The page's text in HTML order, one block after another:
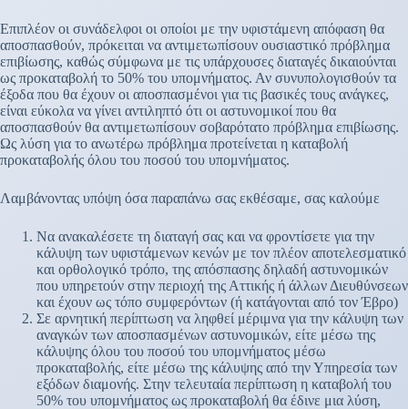
Επιπλέον οι συνάδελφοι οι οποίοι με την υφιστάμενη απόφαση θα
αποσπασθούν, πρόκειται να αντιμετωπίσουν ουσιαστικό πρόβλημα
επιβίωσης, καθώς σύμφωνα με τις υπάρχουσες διαταγές δικαιούνται
ως προκαταβολή το 50% του υπομνήματος. Αν συνυπολογισθούν τα
έξοδα που θα έχουν οι αποσπασμένοι για τις βασικές τους ανάγκες,
είναι εύκολα να γίνει αντιληπτό ότι οι αστυνομικοί που θα
αποσπασθούν θα αντιμετωπίσουν σοβαρότατο πρόβλημα επιβίωσης.
Ως λύση για το ανωτέρω πρόβλημα προτείνεται η καταβολή
προκαταβολής όλου του ποσού του υπομνήματος.
Λαμβάνοντας υπόψη όσα παραπάνω σας εκθέσαμε, σας καλούμε
Να ανακαλέσετε τη διαταγή σας και να φροντίσετε για την
κάλυψη των υφιστάμενων κενών με τον πλέον αποτελεσματικό
και ορθολογικό τρόπο, της απόσπασης δηλαδή αστυνομικών
που υπηρετούν στην περιοχή της Αττικής ή άλλων Διευθύνσεων
και έχουν ως τόπο συμφερόντων (ή κατάγονται από τον Έβρο)
Σε αρνητική περίπτωση να ληφθεί μέριμνα για την κάλυψη των
αναγκών των αποσπασμένων αστυνομικών, είτε μέσω της
κάλυψης όλου του ποσού του υπομνήματος μέσω
προκαταβολής, είτε μέσω της κάλυψης από την Υπηρεσία των
εξόδων διαμονής. Στην τελευταία περίπτωση η καταβολή του
50% του υπομνήματος ως προκαταβολή θα έδινε μια λύση,